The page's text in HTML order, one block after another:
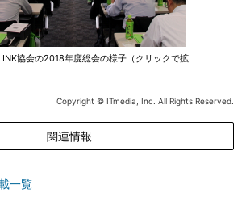
協会の2018年度総会の様子（クリックで拡
Copyright © ITmedia, Inc. All Rights Reserved.
関連情報
一覧